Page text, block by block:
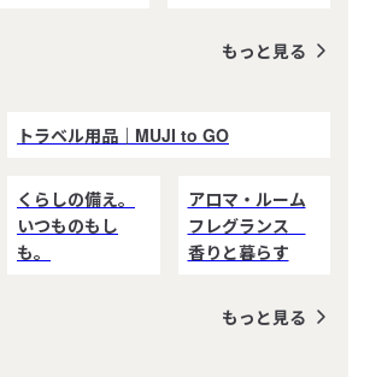
もっと見る
トラベル用品｜MUJI to GO
くらしの備え。
いつものもし
も。
アロマ・ルーム
フレグランス
香りと暮らす
もっと見る